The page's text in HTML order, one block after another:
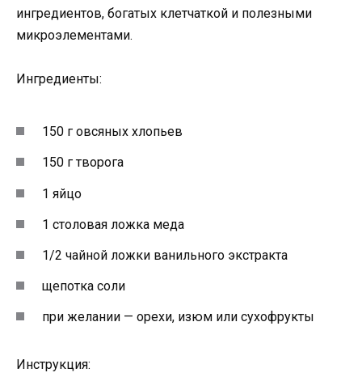
ингредиентов, богатых клетчаткой и полезными
микроэлементами.
Ингредиенты:
150 г овсяных хлопьев
150 г творога
1 яйцо
1 столовая ложка меда
1/2 чайной ложки ванильного экстракта
щепотка соли
при желании — орехи, изюм или сухофрукты
Инструкция: